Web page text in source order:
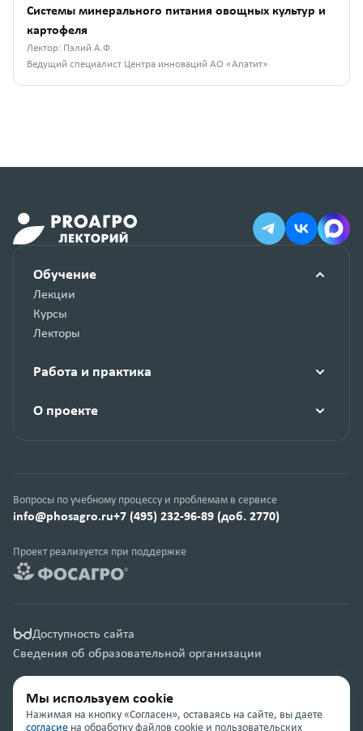
Системы минерального питания овощных культур и
картофеля
Лектор: Пэлий А.Ф.
Ведущий специалист Центра инноваций АО «Апатит»
Обучение
Лекции
Курсы
Лекторы
Работа и практика
О проекте
Доступность сайта
Сведения об образовательной организации
Вопросы по учебному процессу и проблемам в сервисе
info@phosagro.ru+7 (495) 232-96-89 (доб. 2770)
Проект реализуется при поддержке
Правовая информация
Карта сайта
Мы используем cookie
Нажимая на кнопку «Согласен», оставаясь на сайте, вы даете
согласие на обработку файлов cookie и пользовательских